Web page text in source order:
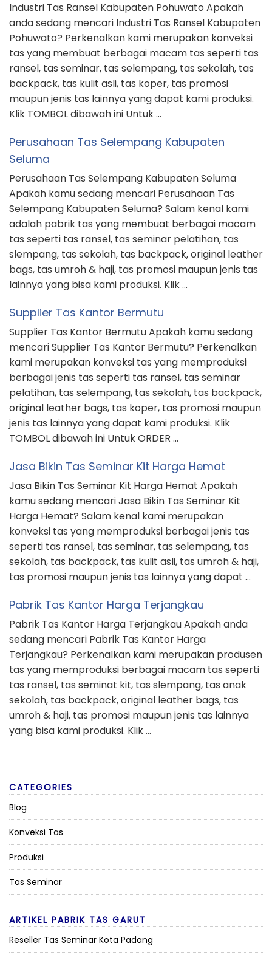
Industri Tas Ransel Kabupaten Pohuwato Apakah
anda sedang mencari Industri Tas Ransel Kabupaten
Pohuwato? Perkenalkan kami merupakan konveksi
tas yang membuat berbagai macam tas seperti tas
ransel, tas seminar, tas selempang, tas sekolah, tas
backpack, tas kulit asli, tas koper, tas promosi
maupun jenis tas lainnya yang dapat kami produksi.
Klik TOMBOL dibawah ini Untuk …
Perusahaan Tas Selempang Kabupaten
Seluma
Perusahaan Tas Selempang Kabupaten Seluma
Apakah kamu sedang mencari Perusahaan Tas
Selempang Kabupaten Seluma? Salam kenal kami
adalah pabrik tas yang membuat berbagai macam
tas seperti tas ransel, tas seminar pelatihan, tas
slempang, tas sekolah, tas backpack, original leather
bags, tas umroh & haji, tas promosi maupun jenis tas
lainnya yang bisa kami produksi. Klik …
Supplier Tas Kantor Bermutu
Supplier Tas Kantor Bermutu Apakah kamu sedang
mencari Supplier Tas Kantor Bermutu? Perkenalkan
kami merupakan konveksi tas yang memproduksi
berbagai jenis tas seperti tas ransel, tas seminar
pelatihan, tas selempang, tas sekolah, tas backpack,
original leather bags, tas koper, tas promosi maupun
jenis tas lainnya yang dapat kami produksi. Klik
TOMBOL dibawah ini Untuk ORDER …
Jasa Bikin Tas Seminar Kit Harga Hemat
Jasa Bikin Tas Seminar Kit Harga Hemat Apakah
kamu sedang mencari Jasa Bikin Tas Seminar Kit
Harga Hemat? Salam kenal kami merupakan
konveksi tas yang memproduksi berbagai jenis tas
seperti tas ransel, tas seminar, tas selempang, tas
sekolah, tas backpack, tas kulit asli, tas umroh & haji,
tas promosi maupun jenis tas lainnya yang dapat …
Pabrik Tas Kantor Harga Terjangkau
Pabrik Tas Kantor Harga Terjangkau Apakah anda
sedang mencari Pabrik Tas Kantor Harga
Terjangkau? Perkenalkan kami merupakan produsen
tas yang memproduksi berbagai macam tas seperti
tas ransel, tas seminat kit, tas slempang, tas anak
sekolah, tas backpack, original leather bags, tas
umroh & haji, tas promosi maupun jenis tas lainnya
yang bisa kami produksi. Klik …
CATEGORIES
Blog
Konveksi Tas
Produksi
Tas Seminar
ARTIKEL PABRIK TAS GARUT
Reseller Tas Seminar Kota Padang